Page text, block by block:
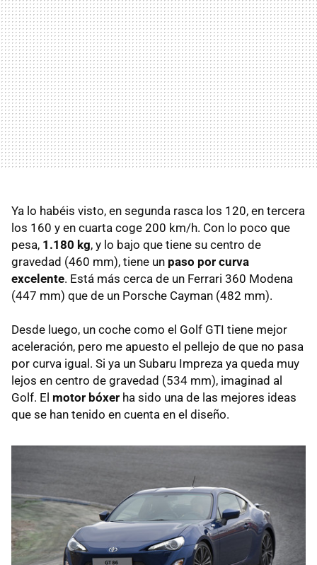
Ya lo habéis visto, en segunda rasca los 120, en tercera
los 160 y en cuarta coge 200 km/h. Con lo poco que
pesa, 1.180 kg, y lo bajo que tiene su centro de
gravedad (460 mm), tiene un paso por curva
excelente. Está más cerca de un Ferrari 360 Modena
(447 mm) que de un Porsche Cayman (482 mm).
Desde luego, un coche como el Golf GTI tiene mejor
aceleración, pero me apuesto el pellejo de que no pasa
por curva igual. Si ya un Subaru Impreza ya queda muy
lejos en centro de gravedad (534 mm), imaginad al
Golf. El motor bóxer ha sido una de las mejores ideas
que se han tenido en cuenta en el diseño.